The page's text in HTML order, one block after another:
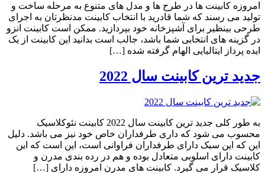
امروزه کابینت ها در طرح ها و مدل های متنوع به مرحله ساخت و
تولید می رسند که شما قادرید با انتخاب کابینت مدنظرتان به اجرای
طرحی بینظیر برای آشپزخانه خود بپردازید. ممکن است کابینت انزو
در گزینه های انتخابی شما باشد، جالب است بدانید این کابینت از یک
ایده پرداز ایتالیایی الهام گرفته شده […]
جدید ترین کابینت سال 2022
به طور کلی جدید ترین کابینت سال 2022 کابینت نئوکلاسیک
محسوب می شود که داری طرفداران خاص خود نیز می باشد. دلیل
این که این سبک دارای طرفداران فراوانی است، این است که این
کابینت دارای اسلوبی متعادل بوده و هم در رده بندی مدرن و
کلاسیک قرار می گیرد. کابینت های مدرن امروزه دارای […]